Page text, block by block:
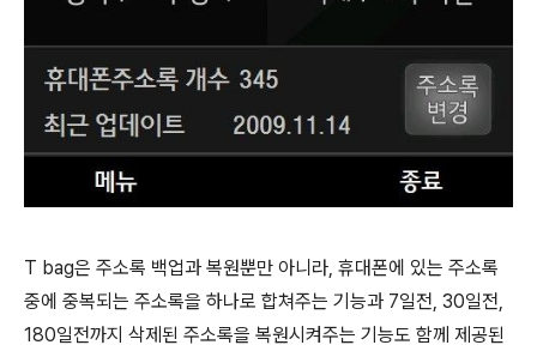
T bag은 주소록 백업과 복원뿐만 아니라, 휴대폰에 있는 주소록
중에 중복되는 주소록을 하나로 합쳐주는 기능과 7일전, 30일전,
180일전까지 삭제된 주소록을 복원시켜주는 기능도 함께 제공된